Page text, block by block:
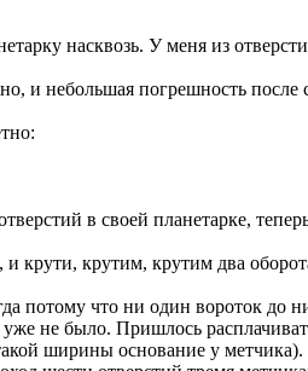
насквозь. У меня из
и небольшая погрешность после
в своей планетарке,
крути, крутим, крутим два
потому что ни один вороток до
не было. Пришлось
ширины основание у